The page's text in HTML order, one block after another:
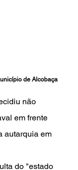
de Alcobaça
não
em frente
autarquia em
do "estado